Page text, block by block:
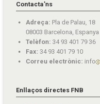
Contacta'ns
Adreça: Pla de Palau, 18
08003 Barcelona, Espanya
Telèfon: 34 93 401 79 36
Fax: 34 93 401 79 10
Correu electrònic: info
Enllaços directes FNB